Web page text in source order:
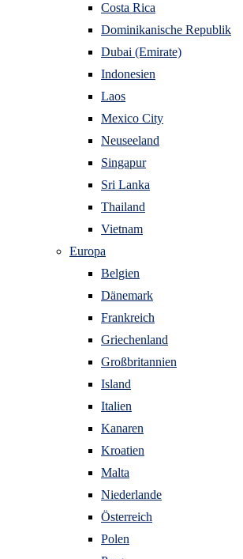
Costa Rica
Dominikanische Republik
Dubai (Emirate)
Indonesien
Laos
Mexico City
Neuseeland
Singapur
Sri Lanka
Thailand
Vietnam
Europa
Belgien
Dänemark
Frankreich
Griechenland
Großbritannien
Island
Italien
Kanaren
Kroatien
Malta
Niederlande
Österreich
Polen